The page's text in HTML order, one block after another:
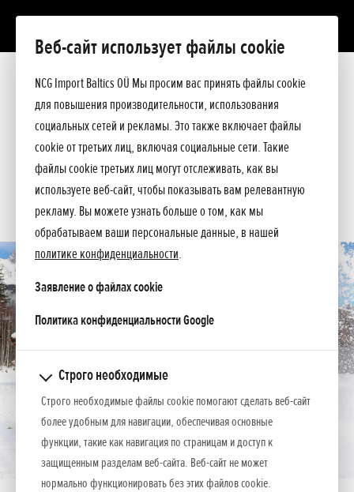
Веб-сайт использует файлы cookie
NCG Import Baltics OÜ Мы просим вас принять файлы cookie
для повышения производительности, использования
социальных сетей и рекламы. Это также включает файлы
cookie от третьих лиц, включая социальные сети. Такие
файлы cookie третьих лиц могут отслеживать, как вы
используете веб-сайт, чтобы показывать вам релевантную
рекламу. Вы можете узнать больше о том, как мы
обрабатываем ваши персональные данные, в нашей
политике конфиденциальности.
Заявление о файлах cookie
Политика конфиденциальности Googleopens in a new tab
Строго необходимые
Строго необходимые файлы cookie помогают сделать веб-сайт
более удобным для навигации, обеспечивая основные
функции, такие как навигация по страницам и доступ к
защищенным разделам веб-сайта. Веб-сайт не может
нормально функционировать без этих файлов cookie.
Презентация
Прейскурант
Помощь при покупке
Спросите подробнее
ПРЕДЛОЖЕНИЕ
СЕРВИС
КОНТАКТЫ